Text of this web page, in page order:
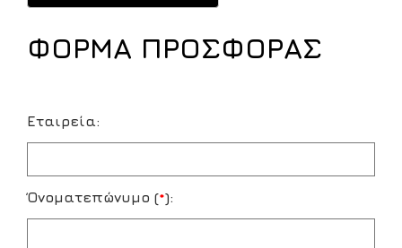
ΦΟΡΜΑ ΠΡΟΣΦΟΡΑΣ
Εταιρεία:
Όνοματεπώνυμο (*):